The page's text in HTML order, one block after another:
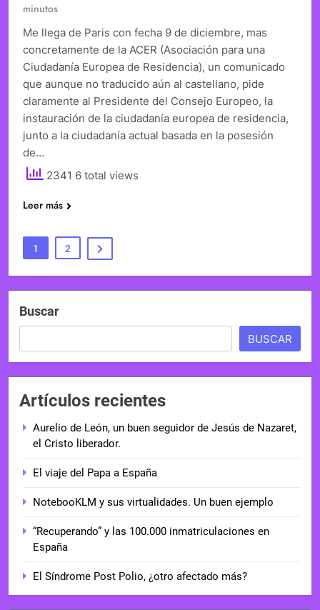
minutos
Me llega de Paris con fecha 9 de diciembre, mas
concretamente de la ACER (Asociación para una
Ciudadanía Europea de Residencia), un comunicado
que aunque no traducido aún al castellano, pide
claramente al Presidente del Consejo Europeo, la
instauración de la ciudadanía europea de residencia,
junto a la ciudadanía actual basada en la posesión
de…
2341 6 total views
Leer más
1 2
Buscar
BUSCAR
Artículos recientes
Aurelio de León, un buen seguidor de Jesús de Nazaret,
el Cristo liberador.
El viaje del Papa a España
NotebooKLM y sus virtualidades. Un buen ejemplo
“Recuperando” y las 100.000 inmatriculaciones en
España
El Síndrome Post Polio, ¿otro afectado más?